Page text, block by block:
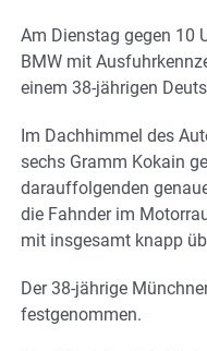
Am Dienstag gegen 10
BMW mit
einem 38-jährigen
Im Dachhimmel des
sechs Gramm Kokain
darauffolgenden
die Fahnder im
mit insgesamt knapp
Der 38-jährige
festgenommen.